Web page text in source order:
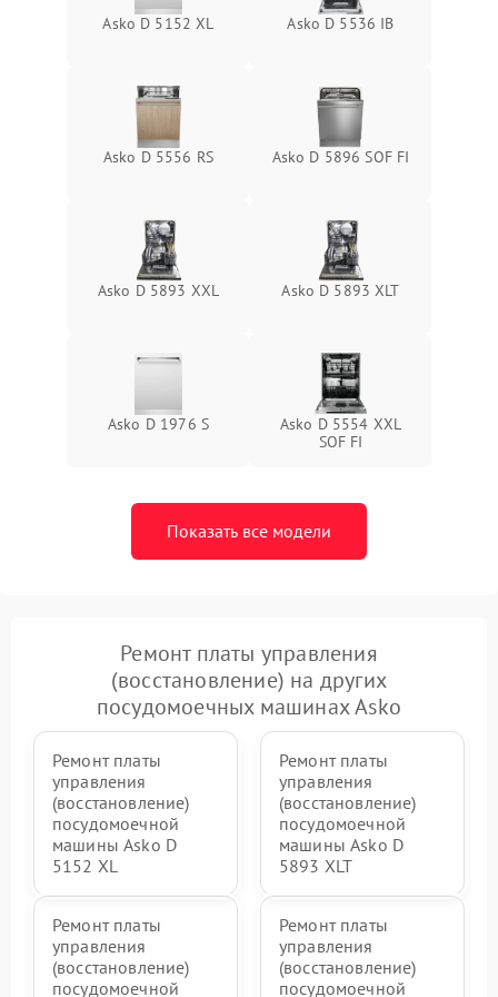
Asko D 5152 XL Asko D 5536 IB
Asko D 5556 RS Asko D 5896 SOF FI
Asko D 5893 XXL Asko D 5893 XLT
Asko D 1976 S
Asko D 5554 XXL
SOF FI
Показать все модели
Ремонт платы управления
(восстановление) на других
посудомоечных машинах Asko
Ремонт платы
управления
(восстановление)
посудомоечной
машины Asko D
5152 XL
Ремонт платы
управления
(восстановление)
посудомоечной
машины Asko D
5893 XLT
Ремонт платы
управления
(восстановление)
посудомоечной
Ремонт платы
управления
(восстановление)
посудомоечной